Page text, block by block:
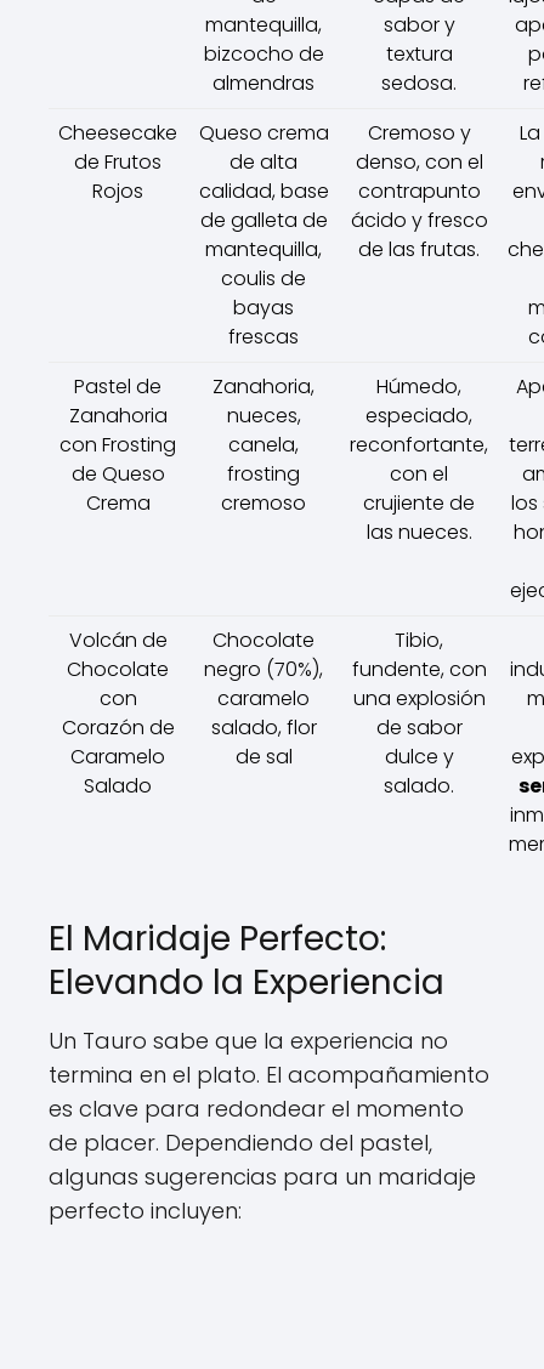
mantequilla,
bizcocho de
almendras
sabor y
textura
sedosa.
Cheesecake
de Frutos
Rojos
Queso crema
de alta
calidad, base
de galleta de
mantequilla,
coulis de
bayas
frescas
Cremoso y
denso, con el
contrapunto
ácido y fresco
de las frutas.
Pastel de
Zanahoria
con Frosting
de Queso
Crema
Zanahoria,
nueces,
canela,
frosting
cremoso
Húmedo,
especiado,
reconfortante,
con el
crujiente de
las nueces.
los
Volcán de
Chocolate
con
Corazón de
Caramelo
Salado
Chocolate
negro (70%),
caramelo
salado, flor
de sal
Tibio,
fundente, con
una explosión
de sabor
dulce y
salado.
El Maridaje Perfecto:
Elevando la Experiencia
Un Tauro sabe que la experiencia no
termina en el plato. El acompañamiento
es clave para redondear el momento
de placer. Dependiendo del pastel,
algunas sugerencias para un maridaje
perfecto incluyen: